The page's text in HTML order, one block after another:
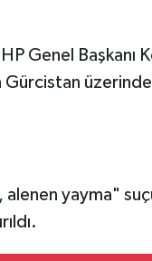
Genel Başkanı
alenen yayma"